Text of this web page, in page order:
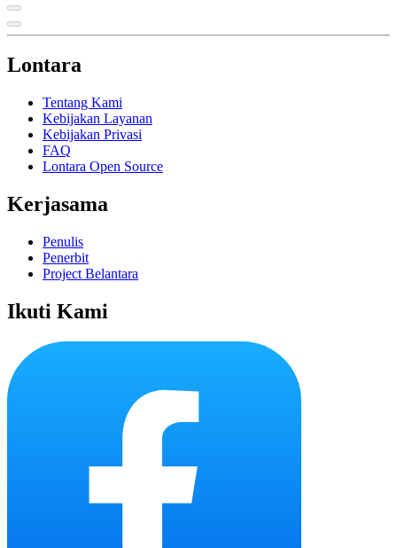
Lontara
Tentang Kami
Kebijakan Layanan
Kebijakan Privasi
FAQ
Lontara Open Source
Kerjasama
Penulis
Penerbit
Project Belantara
Ikuti Kami